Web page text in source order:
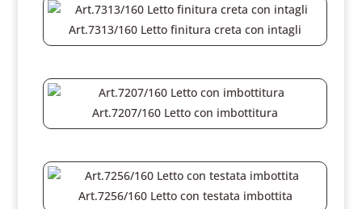
Art.7313/160 Letto finitura creta con intagli
Art.7207/160 Letto con imbottitura
Art.7256/160 Letto con testata imbottita